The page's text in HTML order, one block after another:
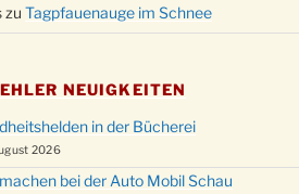
24.12.
zu Tagpfauenauge im Schnee
NEUIGKEITEN
in der Bücherei
2026
bei der Auto Mobil Schau